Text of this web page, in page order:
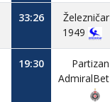
33:26
Železničar
1949
19:30
Partizan
AdmiralBet